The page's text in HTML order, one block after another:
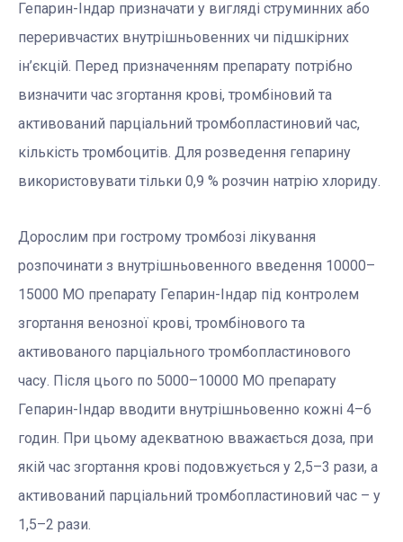
Гепарин-Індар призначати у вигляді струминних або
переривчастих внутрішньовенних чи підшкірних
ін’єкцій. Перед призначенням препарату потрібно
визначити час згортання крові, тромбіновий та
активований парціальний тромбопластиновий час,
кількість тромбоцитів. Для розведення гепарину
використовувати тільки 0,9 % розчин натрію хлориду.
Дорослим при гострому тромбозі лікування
розпочинати з внутрішньовенного введення 10000–
15000 МО препарату Гепарин-Індар під контролем
згортання венозної крові, тромбінового та
активованого парціального тромбопластинового
часу. Після цього по 5000–10000 МО препарату
Гепарин-Індар вводити внутрішньовенно кожні 4–6
годин. При цьому адекватною вважається доза, при
якій час згортання крові подовжується у 2,5–3 рази, а
активований парціальний тромбопластиновий час – у
1,5–2 рази.